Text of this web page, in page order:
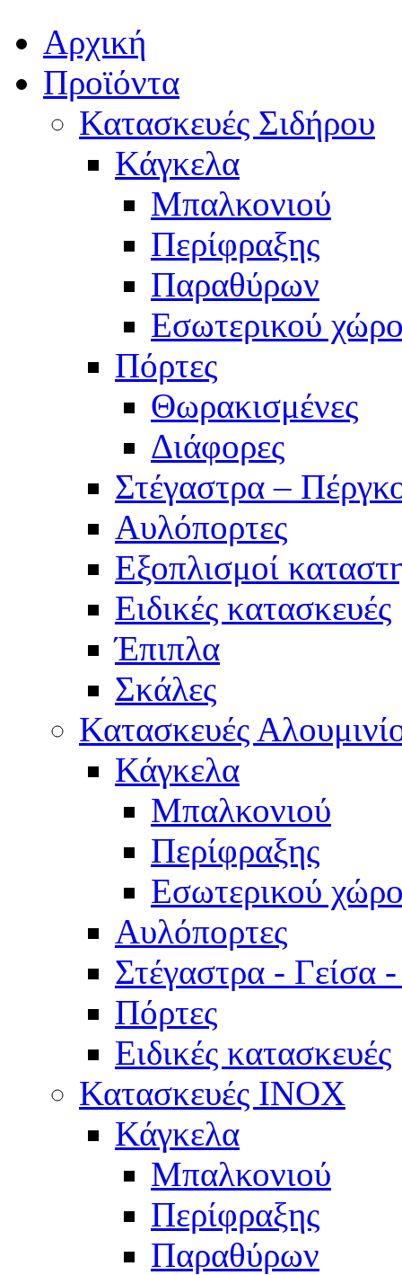
Αρχική
Προϊόντα
Κατασκευές Σιδήρου
Κάγκελα
Μπαλκονιού
Περίφραξης
Παραθύρων
Εσωτερικού
Πόρτες
Θωρακισμένες
Διάφορες
Στέγαστρα –
Αυλόπορτες
Εξοπλισμοί
Ειδικές κατασκευές
Έπιπλα
Σκάλες
Κατασκευές
Κάγκελα
Μπαλκονιού
Περίφραξης
Εσωτερικού
Αυλόπορτες
Στέγαστρα - Γείσα
Πόρτες
Ειδικές κατασκευές
Κατασκευές INOX
Κάγκελα
Μπαλκονιού
Περίφραξης
Παραθύρων